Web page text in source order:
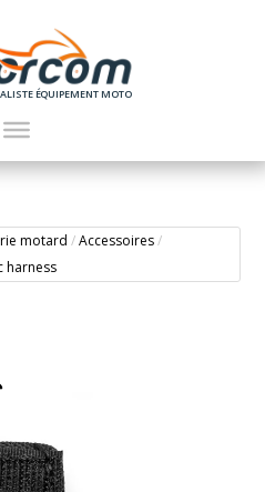
ÉQUIPEMENT MOTO
motard / Accessoires /
harness